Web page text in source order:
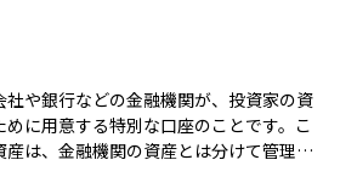
の防止や計画的な貯蓄に役立ちます。
銀行や資産運用サービスでサブ口座機
マートフォンのアプリから簡単に設定・
ています。お金の流れを見える化し、
率的に使うための便利なツールです。
や銀行などの金融機関が、投資家の資
に用意する特別な口座のことです。こ
は、金融機関の資産とは分けて管理さ